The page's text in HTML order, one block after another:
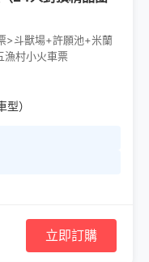
>斗獸場+許願池+米蘭
漁村小火車票
）
立即訂購